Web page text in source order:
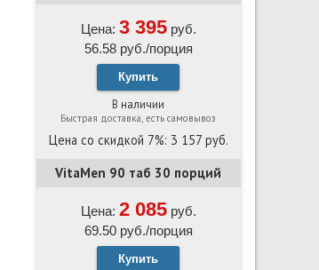
Цена: 3 395руб.
56.58 руб./порция
Купить
В наличии
Быстрая доставка, есть самовывоз
Цена со скидкой 7%: 3 157 руб.
VitaMen 90 таб 30 порций
Цена: 2 085руб.
69.50 руб./порция
Купить